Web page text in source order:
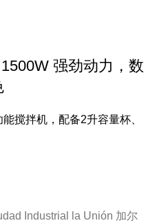
强劲动力，数
搅拌机，配备2升容量杯、
Industrial la Unión 加尔